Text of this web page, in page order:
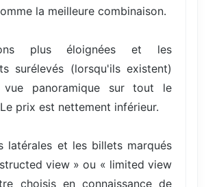
la meilleure combinaison.
plus éloignées et les
surélevés (lorsqu'ils existent)
panoramique sur tout le
prix est nettement inférieur.
latérales et les billets marqués
view » ou « limited view
choisis en connaissance de